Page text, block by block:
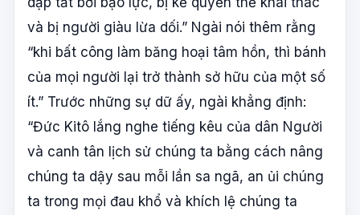
và bị người giàu lừa dối.” Ngài nói thêm rằng
“khi bất công làm băng hoại tâm hồn, thì bánh
của mọi người lại trở thành sở hữu của một số
ít.” Trước những sự dữ ấy, ngài khẳng định:
“Đức Kitô lắng nghe tiếng kêu của dân Người
và canh tân lịch sử chúng ta bằng cách nâng
chúng ta dậy sau mỗi lần sa ngã, an ủi chúng
ta trong mọi đau khổ và khích lệ chúng ta